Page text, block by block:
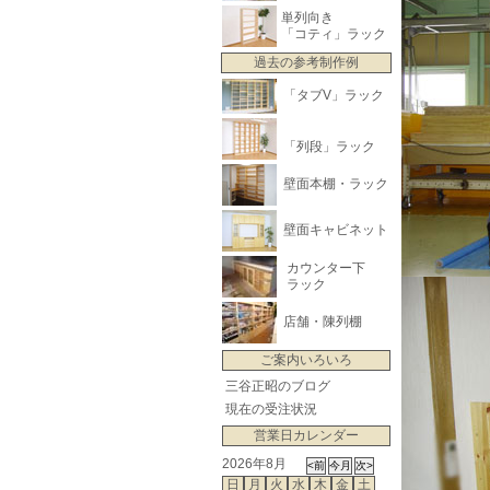
単列向き
「コティ」ラック
過去の参考制作例
「タブV」ラック
「列段」ラック
壁面本棚・ラック
壁面キャビネット
カウンター下
ラック
店舗・陳列棚
ご案内いろいろ
三谷正昭のブログ
現在の受注状況
営業日カレンダー
2026年8月
日
月 火 水 木 金 土